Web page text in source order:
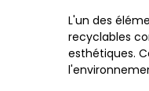
L'un des
recyclables
esthétiques.